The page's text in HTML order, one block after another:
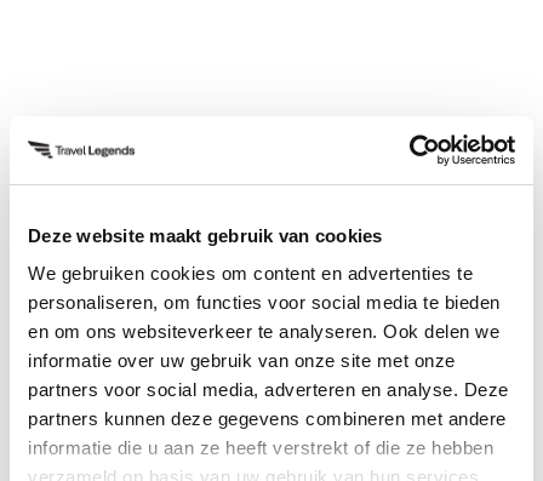
Deze website maakt gebruik van cookies
We gebruiken cookies om content en advertenties te
personaliseren, om functies voor social media te bieden
en om ons websiteverkeer te analyseren. Ook delen we
informatie over uw gebruik van onze site met onze
partners voor social media, adverteren en analyse. Deze
partners kunnen deze gegevens combineren met andere
informatie die u aan ze heeft verstrekt of die ze hebben
verzameld op basis van uw gebruik van hun services.
Prestigieuze nachtclub
Het eiland staat bekend om de goede beachclubs
openingsborrel organiseerden we bij een bekende
beachclub met uitzicht op de zonsondergang.
Heerlijke start! De eerste avond zijn we meteen
doorgegaan naar de meest prestigieuze nachtclub
van de regio: Carpe Diem Beach Club. Met privé
bootjes zijn we daarheen gevaren, waarna de